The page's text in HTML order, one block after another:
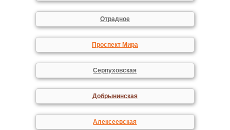
Отрадное
Проспект Мира
Серпуховская
Добрынинская
Алексеевская